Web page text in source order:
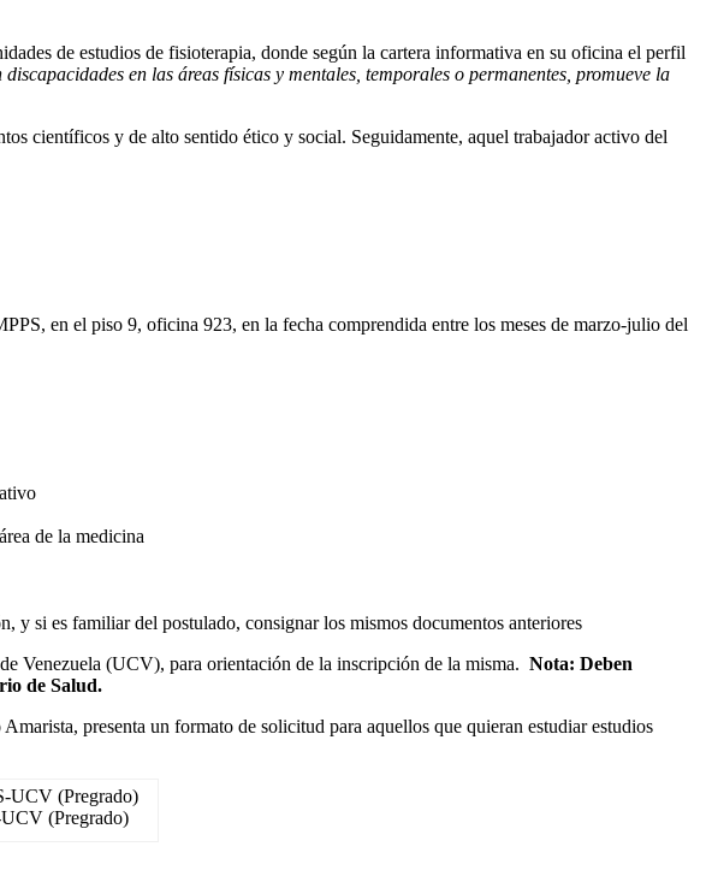
de estudios de fisioterapia, donde según la cartera informativa en su oficina el perfil
en las áreas físicas y mentales, temporales o permanentes, promueve la
científicos y de alto sentido ético y social. Seguidamente, aquel trabajador activo del
en el piso 9, oficina 923, en la fecha comprendida entre los meses de marzo-julio del
de la medicina
y si es familiar del postulado, consignar los mismos documentos anteriores
Venezuela (UCV), para orientación de la inscripción de la misma. Nota: Deben
de Salud.
presenta un formato de solicitud para aquellos que quieran estudiar estudios
(Pregrado)